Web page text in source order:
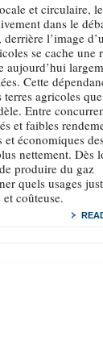
et circulaire, le
dans le
l’image
se cache une
aujourd’hui
Cette
terres agricoles que
Entre
et faibles
économiques
nettement. Dès
produire du gaz
quels usages
coûteuse.